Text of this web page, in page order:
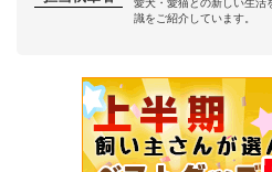
識をご紹介しています。